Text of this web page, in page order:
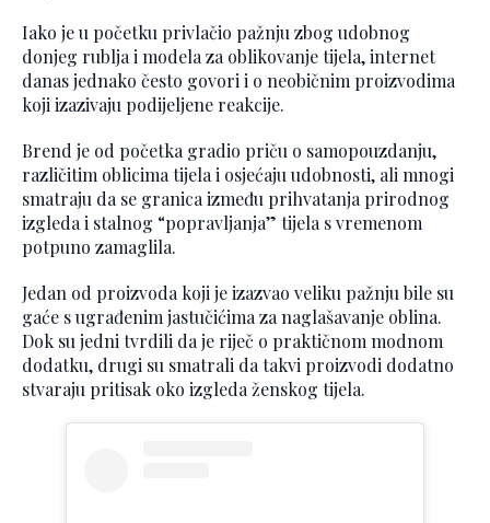
Iako je u početku privlačio pažnju zbog udobnog
donjeg rublja i modela za oblikovanje tijela, internet
danas jednako često govori i o neobičnim proizvodima
koji izazivaju podijeljene reakcije.
Brend je od početka gradio priču o samopouzdanju,
različitim oblicima tijela i osjećaju udobnosti, ali mnogi
smatraju da se granica između prihvatanja prirodnog
izgleda i stalnog “popravljanja” tijela s vremenom
potpuno zamaglila.
Jedan od proizvoda koji je izazvao veliku pažnju bile su
gaće s ugrađenim jastučićima za naglašavanje oblina.
Dok su jedni tvrdili da je riječ o praktičnom modnom
dodatku, drugi su smatrali da takvi proizvodi dodatno
stvaraju pritisak oko izgleda ženskog tijela.